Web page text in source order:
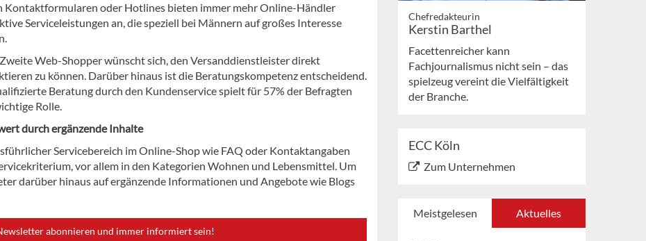
Kontaktformularen oder Hotlines bieten immer mehr Online-Händler
Serviceleistungen an, die speziell bei Männern auf großes Interesse
Web-Shopper wünscht sich, den Versanddienstleister direkt
zu können. Darüber hinaus ist die Beratungskompetenz entscheidend.
Beratung durch den Kundenservice spielt für 57% der Befragten
Rolle.
durch ergänzende Inhalte
Servicebereich im Online-Shop wie FAQ oder Kontaktangaben
vor allem in den Kategorien Wohnen und Lebensmittel. Um
darüber hinaus auf ergänzende Informationen und Angebote wie Blogs
abonnieren und immer informiert sein!
Chefredakteurin
Kerstin Barthel
Facettenreicher kann
Fachjournalismus nicht sein – das
spielzeug vereint die Vielfältigkeit
der Branche.
ECC Köln
Zum Unternehmen
Meistgelesen Aktuelles